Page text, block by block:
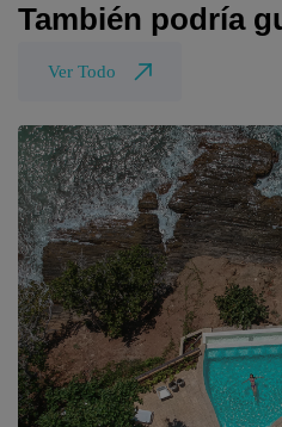
También podría
Ver Todo